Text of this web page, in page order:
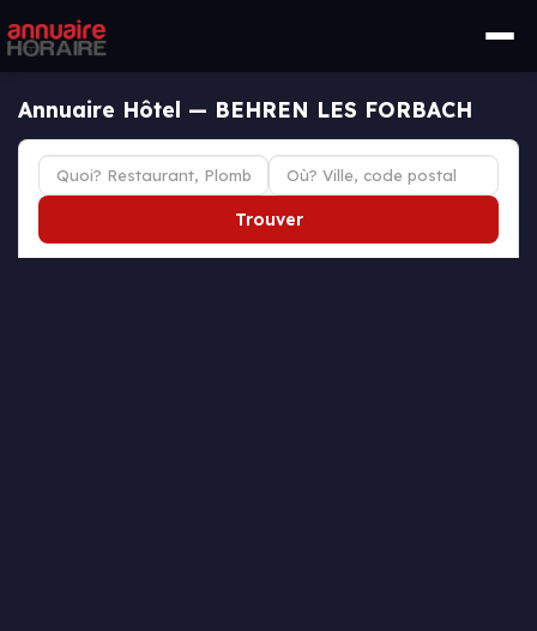
Annuaire Hôtel — BEHREN LES FORBACH
Trouver